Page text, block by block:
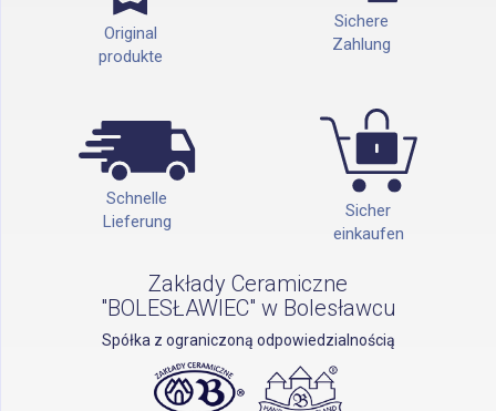
Original
produkte
Sichere
Zahlung
Schnelle
Lieferung
Sicher
einkaufen
Zakłady Ceramiczne
"BOLESŁAWIEC" w Bolesławcu
Spółka z ograniczoną odpowiedzialnością